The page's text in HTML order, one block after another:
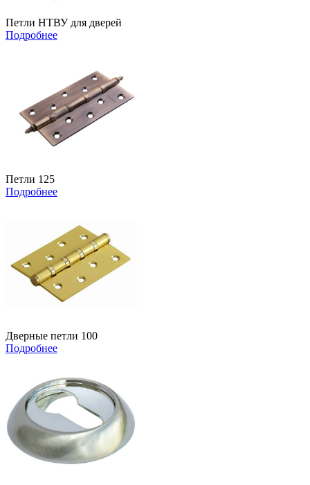
Петли НТВУ для дверей
Подробнее
Петли 125
Подробнее
Дверные петли 100
Подробнее